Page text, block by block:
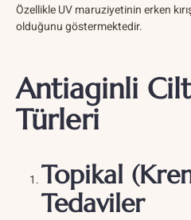
Özellikle UV maruziyetinin erken
olduğunu göstermektedir.
Antiaginli Cilt
Türleri
Topikal
Tedaviler